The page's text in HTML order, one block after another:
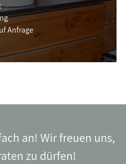
Anfrage
an! Wir freuen uns,
zu dürfen!